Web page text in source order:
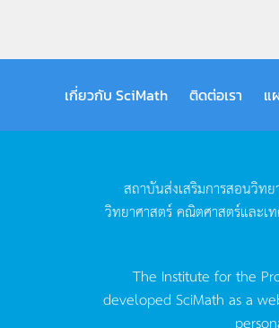
เกี่ยวกับ SciMath ติดต่อเรา แ
สถาบันส่งเสริมการสอนวิทย
วิทยาศาสตร์คณิตศาสตร์และเ
The Institute for the
developed SciMath as a